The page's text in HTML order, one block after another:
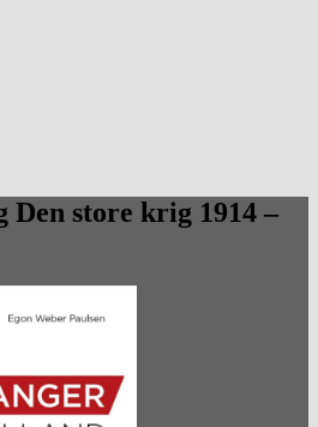
Den store krig 1914 –